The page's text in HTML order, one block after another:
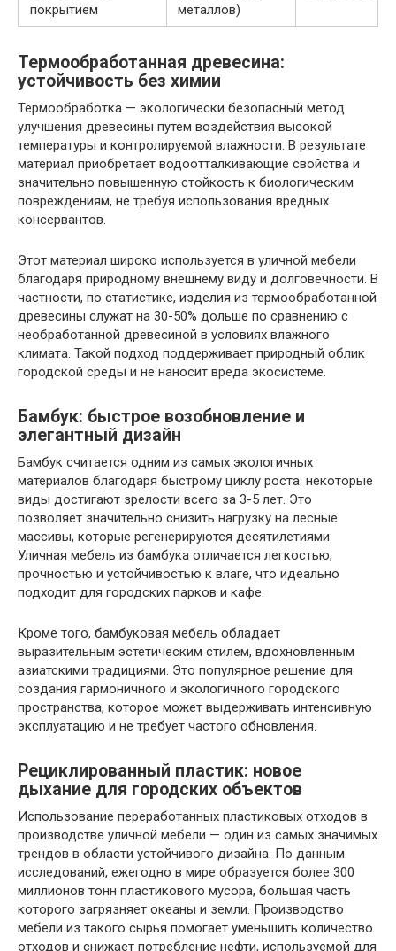
покрытием
металлов)
Термообработанная древесина:
устойчивость без химии
Термообработка — экологически безопасный метод
улучшения древесины путем воздействия высокой
температуры и контролируемой влажности. В результате
материал приобретает водоотталкивающие свойства и
значительно повышенную стойкость к биологическим
повреждениям, не требуя использования вредных
консервантов.
Этот материал широко используется в уличной мебели
благодаря природному внешнему виду и долговечности. В
частности, по статистике, изделия из термообработанной
древесины служат на 30-50% дольше по сравнению с
необработанной древесиной в условиях влажного
климата. Такой подход поддерживает природный облик
городской среды и не наносит вреда экосистеме.
Бамбук: быстрое возобновление и
элегантный дизайн
Бамбук считается одним из самых экологичных
материалов благодаря быстрому циклу роста: некоторые
виды достигают зрелости всего за 3-5 лет. Это
позволяет значительно снизить нагрузку на лесные
массивы, которые регенерируются десятилетиями.
Уличная мебель из бамбука отличается легкостью,
прочностью и устойчивостью к влаге, что идеально
подходит для городских парков и кафе.
Кроме того, бамбуковая мебель обладает
выразительным эстетическим стилем, вдохновленным
азиатскими традициями. Это популярное решение для
создания гармоничного и экологичного городского
пространства, которое может выдерживать интенсивную
эксплуатацию и не требует частого обновления.
Рециклированный пластик: новое
дыхание для городских объектов
Использование переработанных пластиковых отходов в
производстве уличной мебели — один из самых значимых
трендов в области устойчивого дизайна. По данным
исследований, ежегодно в мире образуется более 300
миллионов тонн пластикового мусора, большая часть
которого загрязняет океаны и земли. Производство
мебели из такого сырья помогает уменьшить количество
отходов и снижает потребление нефти, используемой для